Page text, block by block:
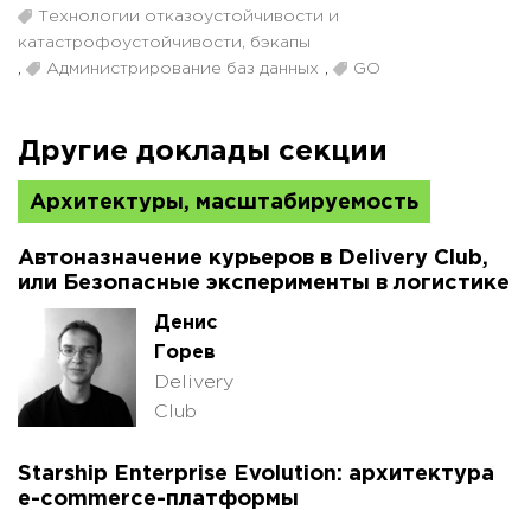
Технологии отказоустойчивости и
катастрофоустойчивости, бэкапы
,
Администрирование баз данных , GO
Другие доклады секции
Архитектуры, масштабируемость
Автоназначение курьеров в Delivery Club,
или Безопасные эксперименты в логистике
Денис
Горев
Delivery
Club
Starship Enterprise Evolution: архитектура
e-commerce-платформы